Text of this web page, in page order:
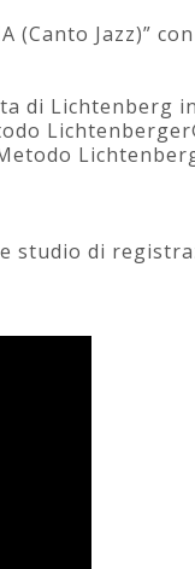
(Canto Jazz)”
di Lichtenberg
studio di